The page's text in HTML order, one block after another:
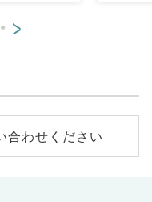
>
合わせください